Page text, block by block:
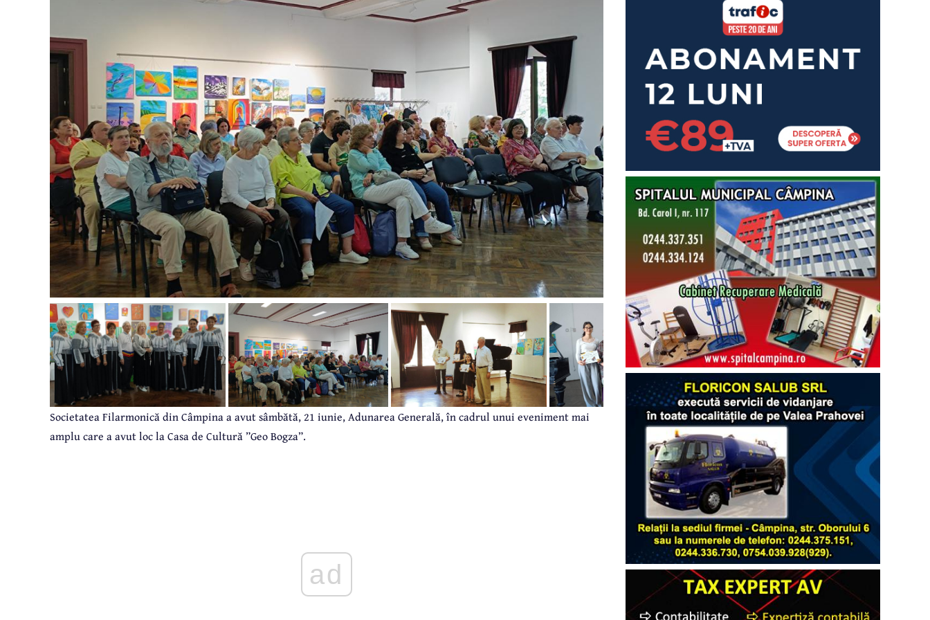
Societatea Filarmonică din Câmpina a avut sâmbătă, 21 iunie, Adunarea Generală, în cadrul unui eveniment mai
amplu care a avut loc la Casa de Cultură ”Geo Bogza”.
ad